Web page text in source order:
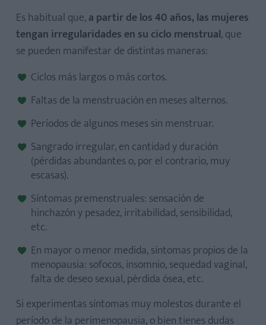
Es habitual que,a partir de los 40 años, las mujeres
tengan irregularidades en su ciclo menstrual, que
se pueden manifestar de distintas maneras:
Ciclos más largos o más cortos.
Faltas de la menstruación en meses alternos.
Períodos de algunos meses sin menstruar.
Sangrado irregular, en cantidad y duración
(pérdidas abundantes o, por el contrario, muy
escasas).
Síntomas premenstruales: sensación de
hinchazón y pesadez, irritabilidad, sensibilidad,
etc.
En mayor o menor medida, síntomas propios de la
menopausia: sofocos, insomnio, sequedad vaginal,
falta de deseo sexual, pérdida ósea, etc.
Si experimentas síntomas muy molestos durante el
período de la perimenopausia, o bien tienes dudas